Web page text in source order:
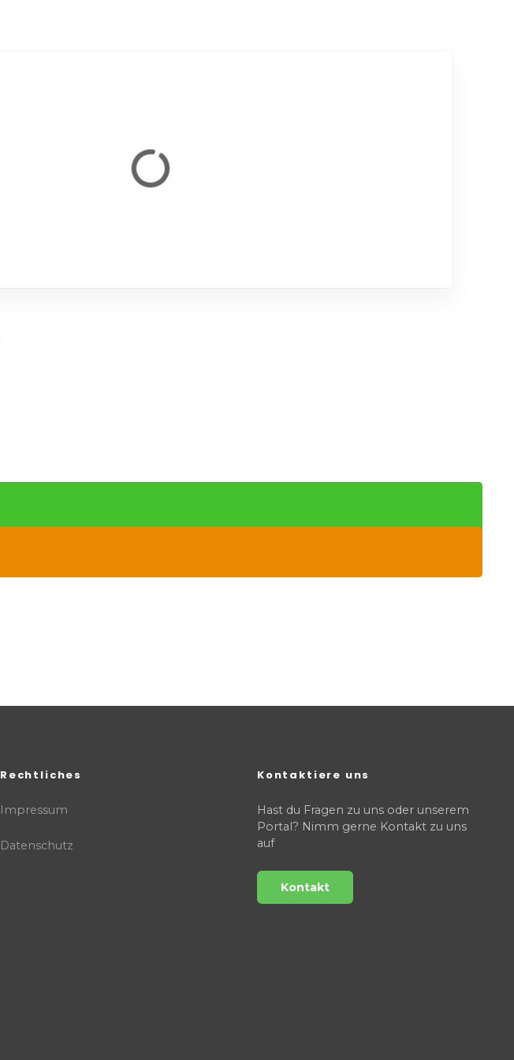
Rechtliches
Impressum
Datenschutz
Kontaktiere uns
Hast du Fragen zu uns oder unserem
Portal? Nimm gerne Kontakt zu uns
auf
Kontakt